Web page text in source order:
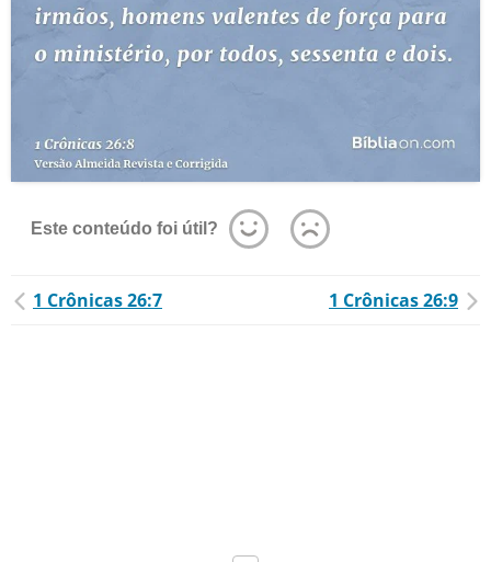
Este conteúdo foi útil?
1 Crônicas 26:7 1 Crônicas 26:9